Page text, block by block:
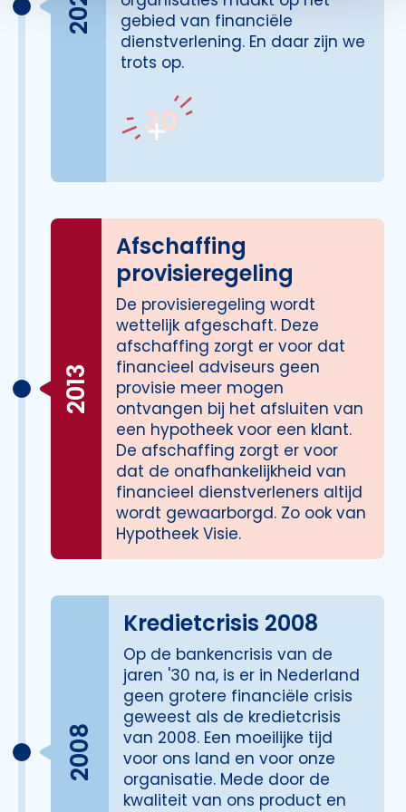
gebied van financiële
dienstverlening. En daar zijn we
trots op.
Afschaffing
provisieregeling
De provisieregeling wordt
wettelijk afgeschaft. Deze
afschaffing zorgt er voor dat
financieel adviseurs geen
provisie meer mogen
ontvangen bij het afsluiten van
een hypotheek voor een klant.
De afschaffing zorgt er voor
dat de onafhankelijkheid van
financieel dienstverleners altijd
wordt gewaarborgd. Zo ook van
Hypotheek Visie.
2013
Kredietcrisis 2008
Op de bankencrisis van de
jaren '30 na, is er in Nederland
geen grotere financiële crisis
geweest als de kredietcrisis
van 2008. Een moeilijke tijd
voor ons land en voor onze
organisatie. Mede door de
kwaliteit van ons product en
2008